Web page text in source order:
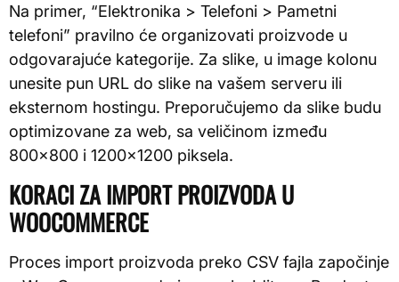
Na primer, “Elektronika > Telefoni > Pametni
telefoni” pravilno će organizovati proizvode u
odgovarajuće kategorije. Za slike, u image kolonu
unesite pun URL do slike na vašem serveru ili
eksternom hostingu. Preporučujemo da slike budu
optimizovane za web, sa veličinom između
800×800 i 1200×1200 piksela.
KORACI ZA IMPORT PROIZVODA U
WOOCOMMERCE
Proces import proizvoda preko CSV fajla započinje